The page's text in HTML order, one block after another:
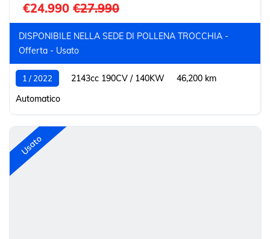
€24.990 €27.990
DISPONIBILE NELLA SEDE DI POLLENA TROCCHIA -
Offerta - Usato
1 / 2022 2143cc 190CV / 140KW
46,200 km
Automatico
Usato